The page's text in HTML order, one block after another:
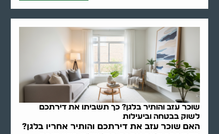
שוכר עזב והותיר בלגן? כך תשביתו את דירתכם
לשוק בבטחה וביעילות
האם שוכר עזב את דירתכם והותיר אחריו בלגן?